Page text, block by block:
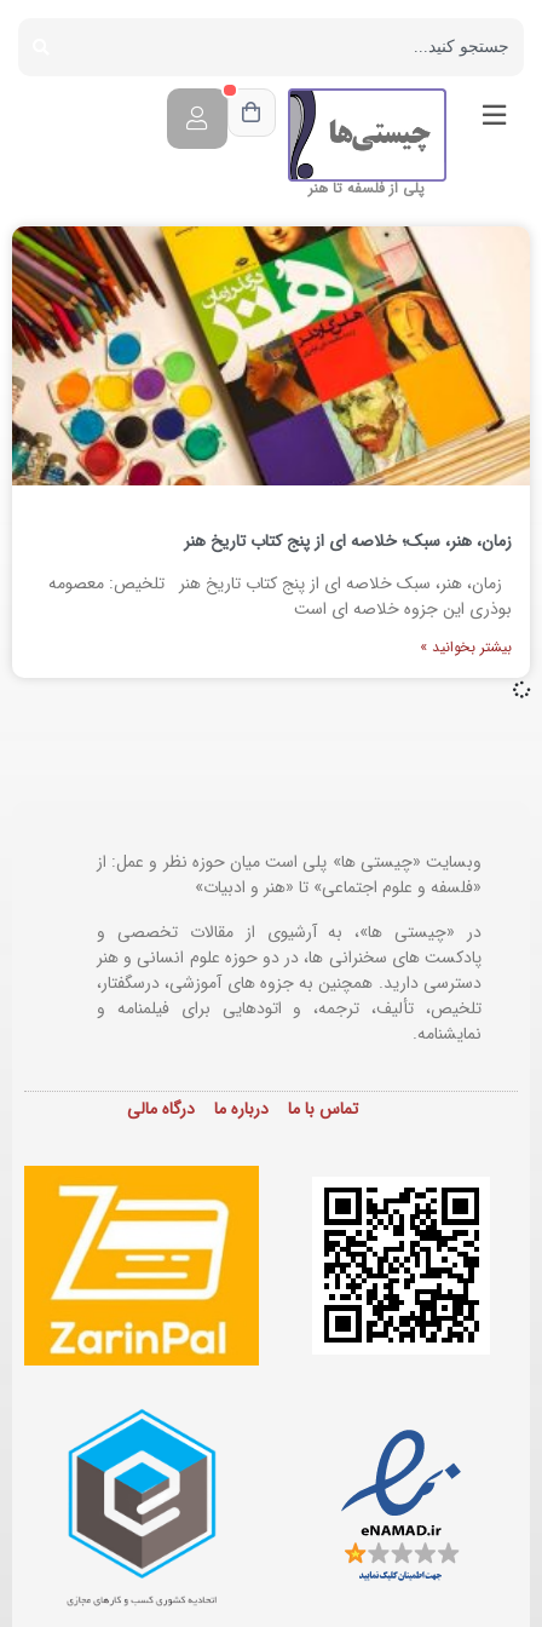
پلی از فلسفه تا هنر
زمان، هنر، سبک؛ خلاصه ای از پنج کتاب تاریخ هنر
زمان، هنر، سبک خلاصه ای از پنج کتاب تاریخ هنر تلخیص: معصومه
بوذری این جزوه خلاصه ای است
بیشتر بخوانید »
وبسایت «چیستی ها» پلی است میان حوزه نظر و عمل: از
«فلسفه و علوم اجتماعی» تا «هنر و ادبیات»
در «چیستی ها»، به آرشیوی از مقالات تخصصی و
پادکست های سخنرانی ها، در دو حوزه علوم انسانی و هنر
دسترسی دارید. همچنین به جزوه های آموزشی، درسگفتار،
تلخیص، تألیف، ترجمه، و اتودهایی برایفیلمنامه و
نمایشنامه.
تماس با ما درباره ما درگاه مالی